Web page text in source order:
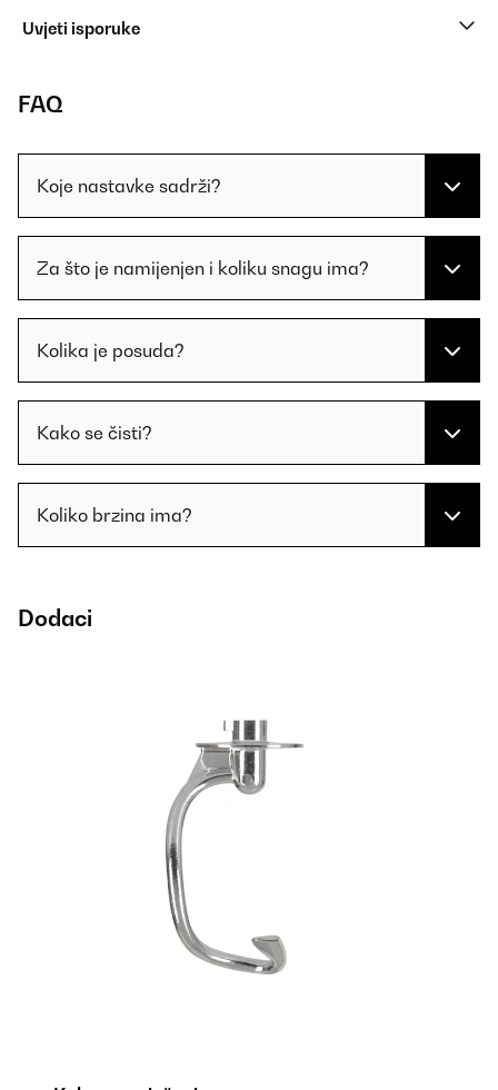
Uvjeti isporuke
FAQ
Koje nastavke sadrži?
Za što je namijenjen i koliku snagu ima?
Kolika je posuda?
Kako se čisti?
Koliko brzina ima?
Dodaci